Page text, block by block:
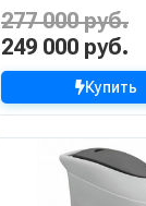
277 000 руб.
249 000 руб.
Купить